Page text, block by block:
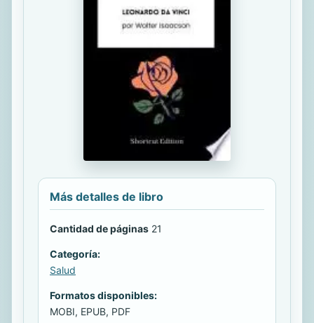
Más detalles de libro
Cantidad de páginas 21
Categoría:
Salud
Formatos disponibles:
MOBI, EPUB, PDF